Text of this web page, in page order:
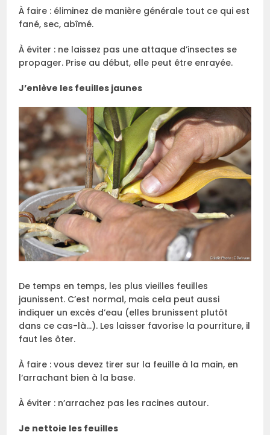
À faire : éliminez de manière générale tout ce qui est
fané, sec, abîmé.
À éviter : ne laissez pas une attaque d’insectes se
propager. Prise au début, elle peut être enrayée.
J’enlève les feuilles jaunes
De temps en temps, les plus vieilles feuilles
jaunissent. C’est normal, mais cela peut aussi
indiquer un excès d’eau (elles brunissent plutôt
dans ce cas-là…). Les laisser favorise la pourriture, il
faut les ôter.
À faire : vous devez tirer sur la feuille à la main, en
l‘arrachant bien à la base.
À éviter : n’arrachez pas les racines autour.
Je nettoie les feuilles